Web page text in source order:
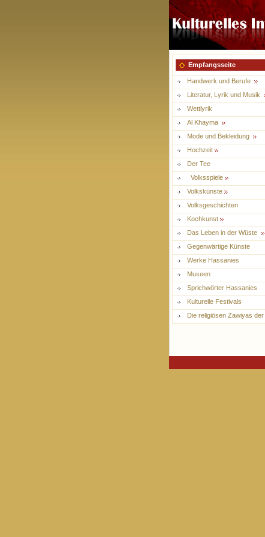
Empfangsseite
Handwerk und Berufe
Literatur, Lyrik und Musik
Wettlyrik
Al Khayma
Mode und Bekleidung
Hochzeit
Der Tee
Volksspiele
Volkskünste
Volksgeschichten
Kochkunst
Das Leben in der Wüste
Gegenwärtige Künste
Werke Hassanies
Museen
Sprichwörter Hassanies
Kulturelle Festivals
Die religiösen Zawiyas